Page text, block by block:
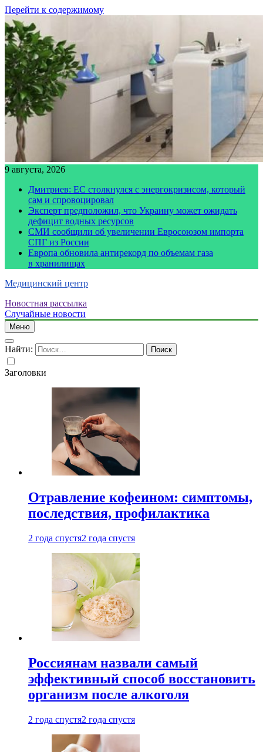
Перейти к содержимому
9 августа, 2026
Дмитриев: ЕС столкнулся с энергокризисом, который
сам и спровоцировал
Эксперт предположил, что Украину может ожидать
дефицит водных ресурсов
СМИ сообщили об увеличении Евросоюзом импорта
СПГ из России
Европа обновила антирекорд по объемам газа
в хранилищах
Медицинский центр
Новостная рассылка
Случайные новости
Меню
Найти:
Заголовки
Отравление кофеином: симптомы,
последствия, профилактика
2 года спустя2 года спустя
Россиянам назвали самый
эффективный способ восстановить
организм после алкоголя
2 года спустя2 года спустя